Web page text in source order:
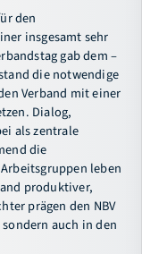
den
insgesamt sehr
gab dem –
die notwendige
Verband mit einer
Dialog,
als zentrale
die
leben
produktiver,
prägen den NBV
auch in den